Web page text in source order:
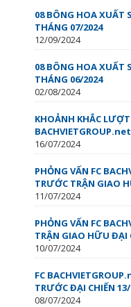
08 BÔNG HOA XUẤT
THÁNG 07/2024
12/09/2024
08 BÔNG HOA XUẤT
THÁNG 06/2024
02/08/2024
KHOẢNH KHẮC
16/07/2024
PHỎNG VẤN FC
TRƯỚC TRẬN GIAO
11/07/2024
PHỎNG VẤN FC
TRẬN GIAO HỮU ĐẠI
10/07/2024
FC
TRƯỚC ĐẠI CHIẾN
08/07/2024